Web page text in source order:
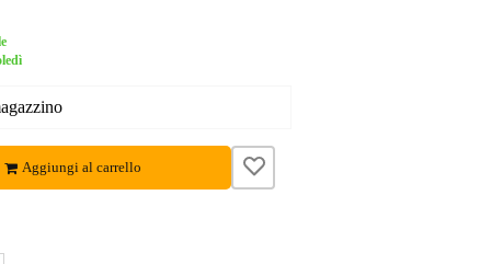
Aggiungi al carrello